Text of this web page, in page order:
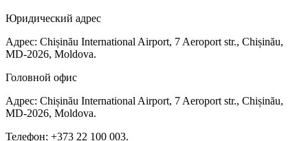
Юридический адрес
Адрес: Chișinău International Airport, 7 Aeroport str., Chișinău,
MD-2026, Moldova.
Головной офис
Адрес: Chișinău International Airport, 7 Aeroport str., Chișinău,
MD-2026, Moldova.
Телефон: +373 22 100 003.